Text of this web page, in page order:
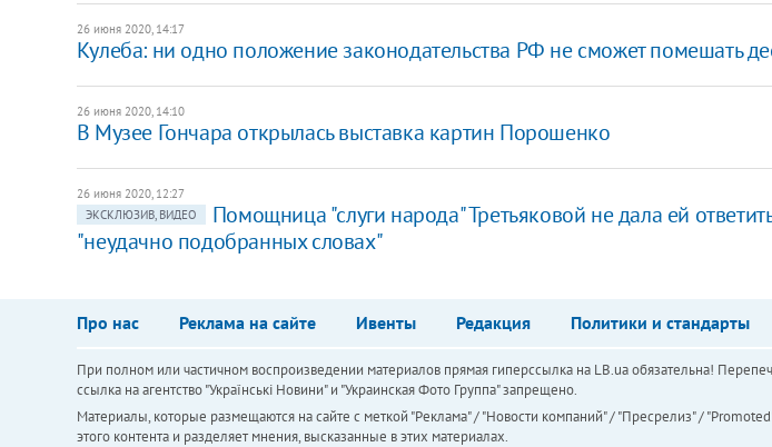
26 июня 2020, 14:17
​Кулеба: ни одно положение законодательства РФ не сможет помешать
26 июня 2020, 14:10
В Музее Гончара открылась выставка картин Порошенко
26 июня 2020, 12:27
ЭКСКЛЮЗИВ, ВИДЕО
Помощница "слуги народа" Третьяковой не дала ей
"неудачно подобранных словах"
Про нас Реклама на сайте Ивенты Редакция Политики и стандарты
При полном или частичном воспроизведении материалов прямая гиперссылка на LB.ua обязательна!
ссылка на агентство "Українськi Новини" и "Украинская Фото Группа" запрещено.
Материалы, которые размещаются на сайте с меткой "Реклама" / "Новости компаний" / "Пресрелиз" /
этого контента и разделяет мнения, высказанные в этих материалах.